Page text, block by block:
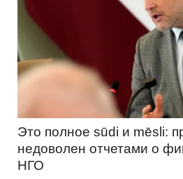
Это полное sūdi и mēsli:
недоволен отчетами о
НГО